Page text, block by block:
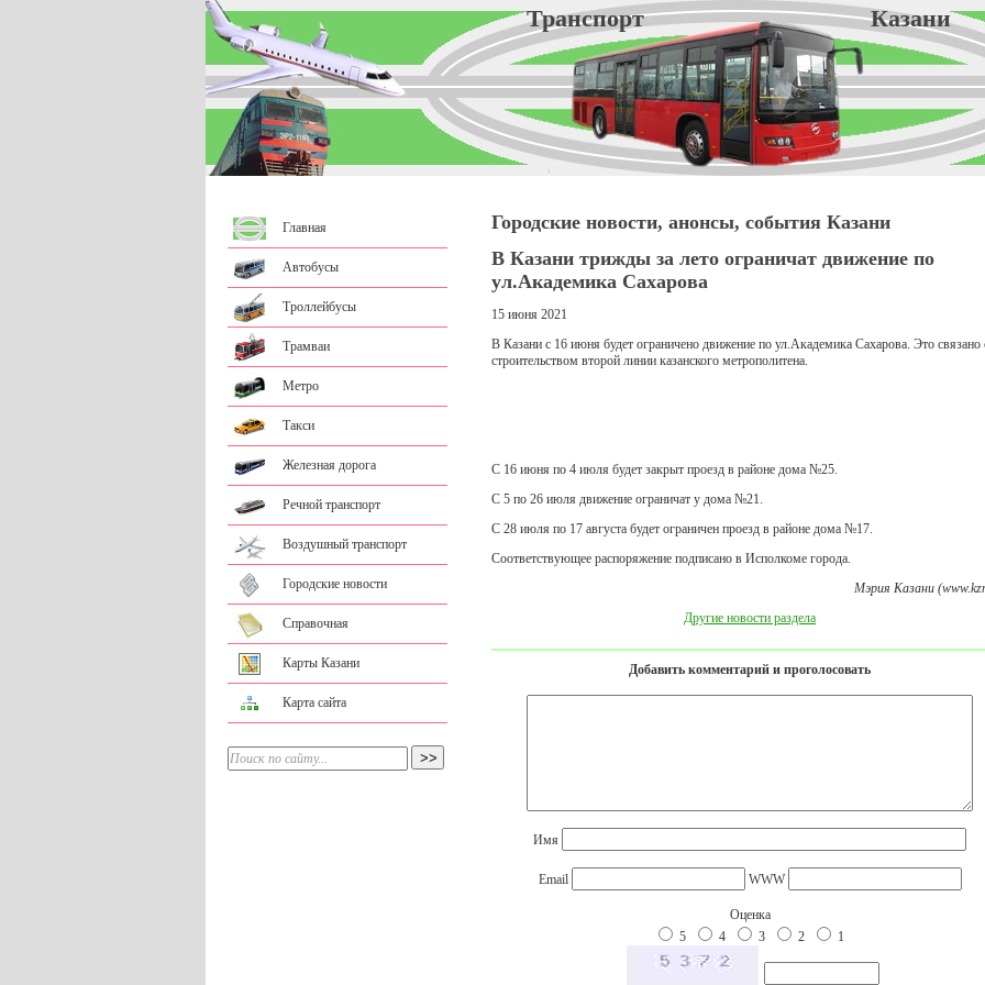
Транспорт Казани
Главная
Автобусы
Троллейбусы
Трамваи
Метро
Такси
Железная дорога
Речной транспорт
Воздушный транспорт
Городские новости
Справочная
Карты Казани
Карта сайта
Городские новости, анонсы, события Казани
В Казани трижды за лето ограничат движение по
ул.Академика Сахарова
15 июня 2021
В Казани с 16 июня будет ограничено движение по ул.Академика Сахарова. Это связано
строительством второй линии казанского метрополитена.
С 16 июня по 4 июля будет закрыт проезд в районе дома №25.
С 5 по 26 июля движение ограничат у дома №21.
С 28 июля по 17 августа будет ограничен проезд в районе дома №17.
Соответствующее распоряжение подписано в Исполкоме города.
Мэрия Казани
Другие новости раздела
Добавить комментарий и проголосовать
Имя
Email WWW
Оценка
5
4 3 2 1